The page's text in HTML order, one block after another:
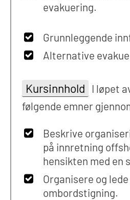
evakuering.
Grunnleggende
Alternative
Kursinnhold
I løpet
følgende emner
Beskrive
på innretning
hensikten med en
Organisere og
ombordstigning.